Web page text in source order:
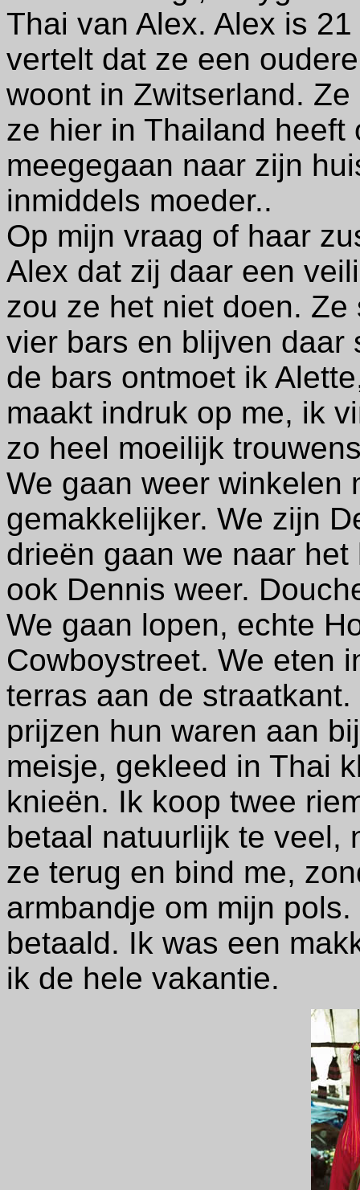
Thai van Alex. Alex is
vertelt dat ze een
woont in Zwitserland.
ze hier in Thailand heeft
meegegaan naar zijn
inmiddels moeder..
Op mijn vraag of haar
Alex dat zij daar een
zou ze het niet doen.
vier bars en blijven daar
de bars ontmoet ik
maakt indruk op me, ik
zo heel moeilijk
We gaan weer winkelen
gemakkelijker. We zijn
drieën gaan we naar
ook Dennis weer.
We gaan lopen, echte
Cowboystreet. We eten
terras aan de
prijzen hun waren aan
meisje, gekleed in Thai
knieën. Ik koop twee
betaal natuurlijk te veel,
ze terug en bind me,
armbandje om mijn
betaald. Ik was een
ik de hele vakantie.